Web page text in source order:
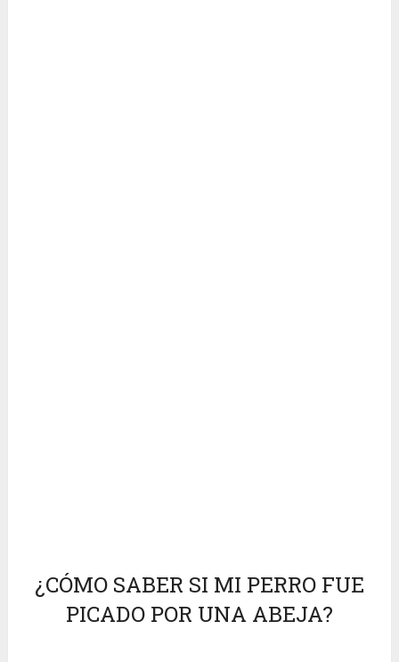
¿CÓMO SABER SI MI PERRO FUE
PICADO POR UNA ABEJA?